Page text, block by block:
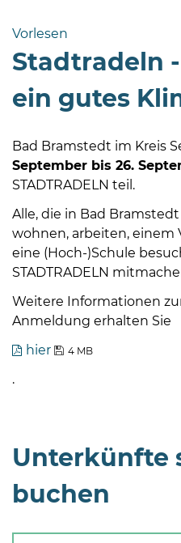
Bramstedt
24576 Bad
Bramstedt
506-
Mo,
Di,
Fr
08
Uhr
Do
Vorlesen
Stadtradeln
ein gutes
Bad Bramstedt im Kreis
September bis 26.
STADTRADELN teil.
Alle, die in Bad
wohnen, arbeiten, einem
eine (Hoch-)Schule
STADTRADELN
Weitere Informationen
Anmeldung erhalten Sie
hier
4 MB
.
Unterkünfte
buchen